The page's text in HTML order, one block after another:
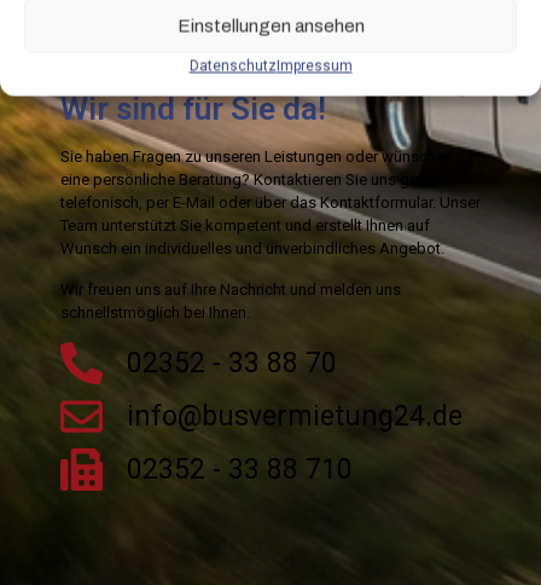
Einstellungen ansehen
DatenschutzImpressum
Wir sind für Sie da!
Sie haben Fragen zu unseren Leistungen oder wünschen
eine persönliche Beratung? Kontaktieren Sie uns gerne
telefonisch, per E-Mail oder über das Kontaktformular. Unser
Team unterstützt Sie kompetent und erstellt Ihnen auf
Wunsch ein individuelles und unverbindliches Angebot.
Wir freuen uns auf Ihre Nachricht und melden uns
schnellstmöglich bei Ihnen.
02352 - 33 88 70
info@busvermietung24.de
02352 - 33 88 710